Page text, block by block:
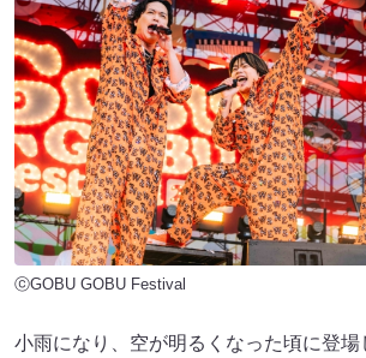
ⓒGOBU GOBU Festival
小雨になり、空が明るくなった頃に登